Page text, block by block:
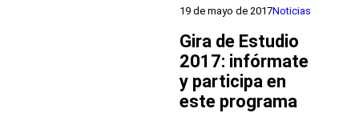
postular
“Mi
Taller
Digital
de
Programación”
2017
19 de mayo de 2017Noticias
Gira de Estudio
2017: infórmate
y participa en
este programa